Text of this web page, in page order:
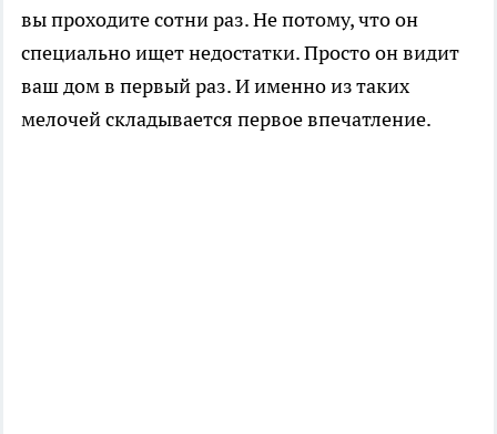
вы проходите сотни раз. Не потому, что он
специально ищет недостатки. Просто он видит
ваш дом в первый раз. И именно из таких
мелочей складывается первое впечатление.